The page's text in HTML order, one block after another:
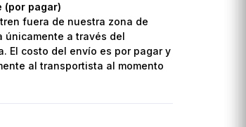
(por pagar)
fuera de nuestra zona de
únicamente a través del
El costo del envío es por pagar y
al transportista al momento